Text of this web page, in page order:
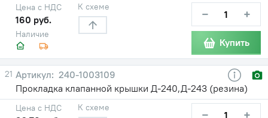
Наличие
Цена с НДС
160 руб.
К схеме − +
Купить
21
240-1003109
Прокладка клапанной крышки Д-240,Д-243 (резина)
Цена с НДС К схеме − +